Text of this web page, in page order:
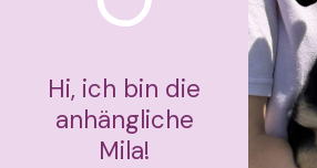
Hi, ich bin die
anhängliche
Mila!